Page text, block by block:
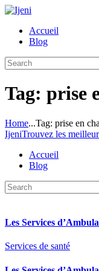
Accueil
Blog
Tag: prise
Home...Tag: prise en
IjeniTrouvez les
Accueil
Blog
Les Services
Services de santé